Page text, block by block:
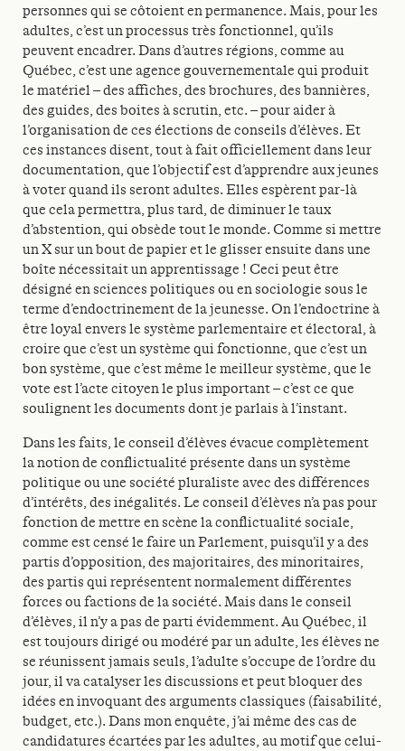
personnes qui se côtoient en permanence. Mais, pour les
adultes, c’est un processus très fonctionnel, qu’ils
peuvent encadrer. Dans d’autres régions, comme au
Québec, c’est une agence gouvernementale qui produit
le matériel – des affiches, des brochures, des bannières,
des guides, des boites à scrutin, etc. – pour aider à
l’organisation de ces élections de conseils d’élèves. Et
ces instances disent, tout à fait officiellement dans leur
documentation, que l’objectif est d’apprendre aux jeunes
à voter quand ils seront adultes. Elles espèrent par-là
que cela permettra, plus tard, de diminuer le taux
d’abstention, qui obsède tout le monde. Comme si mettre
un X sur un bout de papier et le glisser ensuite dans une
boîte nécessitait un apprentissage ! Ceci peut être
désigné en sciences politiques ou en sociologie sous le
terme d’endoctrinement de la jeunesse. On l’endoctrine à
être loyal envers le système parlementaire et électoral, à
croire que c’est un système qui fonctionne, que c’est un
bon système, que c’est même le meilleur système, que le
vote est l’acte citoyen le plus important – c’est ce que
soulignent les documents dont je parlais à l’instant.
Dans les faits, le conseil d’élèves évacue complètement
la notion de conflictualité présente dans un système
politique ou une société pluraliste avec des différences
d’intérêts, des inégalités. Le conseil d’élèves n’a pas pour
fonction de mettre en scène la conflictualité sociale,
comme est censé le faire un Parlement, puisqu’il y a des
partis d’opposition, des majoritaires, des minoritaires,
des partis qui représentent normalement différentes
forces ou factions de la société. Mais dans le conseil
d’élèves, il n’y a pas de parti évidemment. Au Québec, il
est toujours dirigé ou modéré par un adulte, les élèves ne
se réunissent jamais seuls, l’adulte s’occupe de l’ordre du
jour, il va catalyser les discussions et peut bloquer des
idées en invoquant des arguments classiques (faisabilité,
budget, etc.). Dans mon enquête, j’ai même des cas de
candidatures écartées par les adultes, au motif que celui-